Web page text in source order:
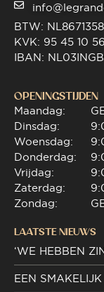
BTW:
KVK: 95 45 10 56
IBAN:
OPENINGSTIJDEN
Maandag:
Dinsdag:
Woensdag:
Donderdag:
Vrijdag:
Zaterdag:
Zondag:
LAATSTE NIEUWS
‘WE HEBBEN
EEN